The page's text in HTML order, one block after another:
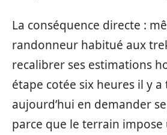
La conséquence directe :
randonneur habitué aux
recalibrer ses estimations
étape cotée six heures il y
aujourd’hui en demander
parce que le terrain